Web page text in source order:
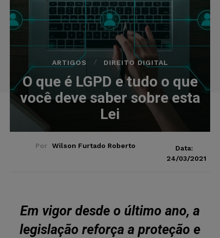
ARTIGOS DIREITO DIGITAL
O que é LGPD e tudo o que
você deve saber sobre esta
Lei
Por Wilson Furtado Roberto
Data:
24/03/2021
Em vigor desde o último ano, a
legislação reforça a proteção e